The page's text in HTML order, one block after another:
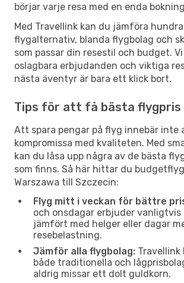
börjar varje resa med en enda
Med Travellink kan du jämföra
flygalternativ, blanda flygbolag och
som passar din resestil och budget.
oslagbara erbjudanden och viktiga
nästa äventyr är bara ett klick bort.
Tips för att få bästa flygpris
Att spara pengar på flyg innebär inte
kompromissa med kvaliteten. Med
kan du låsa upp några av de bästa
som finns. Så här hittar du
Warszawa till Szczecin:
Flyg mitt i veckan för bättre
och onsdagar erbjuder vanligtvis
jämfört med helger eller dagar
resebelastning.
Jämför alla flygbolag:
både traditionella och
aldrig missar ett dolt guldkorn.